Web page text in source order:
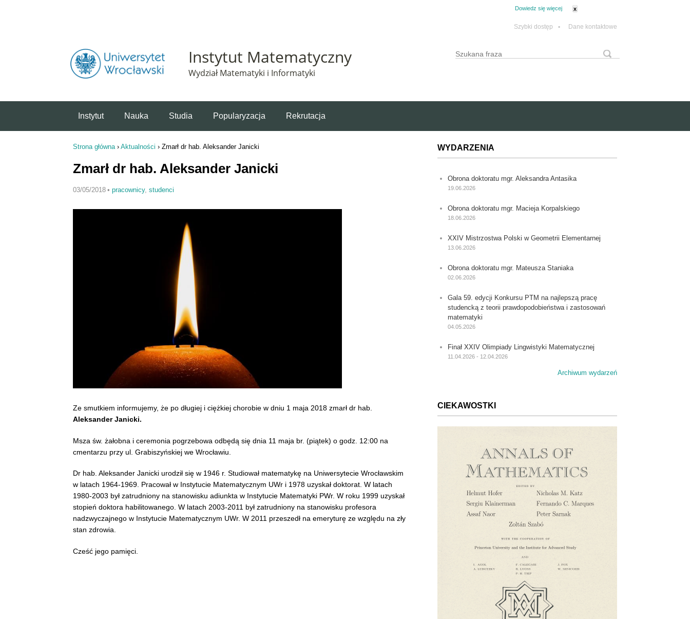
Dowiedz się więcej x
Szybki dostęp • Dane kontaktowe
Instytut Matematyczny
Wydział Matematyki i Informatyki
Formularz wyszukiwania
Wyszukaj
Instytut Nauka Studia Popularyzacja Rekrutacja
Strona główna› Aktualności › Zmarł dr hab. Aleksander Janicki
Zmarł dr hab. Aleksander Janicki
03/05/2018 • pracownicy, studenci
Ze smutkiem informujemy, że po długiej i ciężkiej chorobie w dniu 1 maja 2018 zmarł dr hab.
Aleksander Janicki.
Msza św. żałobna i ceremonia pogrzebowa odbędą się dnia 11 maja br. (piątek) o godz. 12:00 na
cmentarzu przy ul. Grabiszyńskiej we Wrocławiu.
Dr hab. Aleksander Janicki urodził się w 1946 r. Studiował matematykę na Uniwersytecie Wrocławskim
w latach 1964-1969. Pracował w Instytucie Matematycznym UWr i 1978 uzyskał doktorat. W latach
1980-2003 był zatrudniony na stanowisku adiunkta w Instytucie Matematyki PWr. W roku 1999 uzyskał
stopień doktora habilitowanego. W latach 2003-2011 był zatrudniony na stanowisku profesora
nadzwyczajnego w Instytucie Matematycznym UWr. W 2011 przeszedł na emeryturę ze względu na zły
stan zdrowia.
Cześć jego pamięci.
WYDARZENIA
Obrona doktoratu mgr. Aleksandra Antasika
19.06.2026
Obrona doktoratu mgr. Macieja Korpalskiego
18.06.2026
XXIV Mistrzostwa Polski w Geometrii Elementarnej
13.06.2026
Obrona doktoratu mgr. Mateusza Staniaka
02.06.2026
Gala 59. edycji Konkursu PTM na najlepszą pracę
studencką z teorii prawdopodobieństwa i zastosowań
matematyki
04.05.2026
Finał XXIV Olimpiady Lingwistyki Matematycznej
11.04.2026 - 12.04.2026
Archiwum wydarzeń
CIEKAWOSTKI